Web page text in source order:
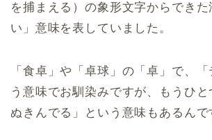
を捕まえる）の象形文字からでき
い」意味を表していました。
「食卓」や「卓球」の「卓」で、
う意味でお馴染みですが、もうひと
ぬきんでる」という意味もあるんで